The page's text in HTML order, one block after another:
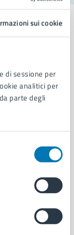
sui cookie
di sessione per
analitici per
parte degli